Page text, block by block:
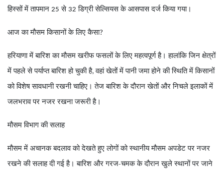
हिस्सों में तापमान 25 से 32 डिग्री सेल्सियस के आसपास दर्ज किया गया।
आज का मौसम किसानों के लिए कैसा?
हरियाणा में बारिश का मौसम खरीफ फसलों के लिए महत्वपूर्ण है। हालांकि जिन क्षेत्रों
में पहले से पर्याप्त बारिश हो चुकी है,वहां खेतों में पानी जमा होने की स्थिति में किसानों
को विशेष सावधानी रखनी चाहिए। तेज बारिश के दौरान खेतों और निचले इलाकों में
जलभराव पर नजर रखना जरूरी है।
मौसम विभाग की सलाह
मौसम में अचानक बदलाव को देखते हुए लोगों को स्थानीय मौसम अपडेट पर नजर
रखने की सलाह दी गई है। बारिश और गरज-चमक के दौरान खुले स्थानों पर जाने